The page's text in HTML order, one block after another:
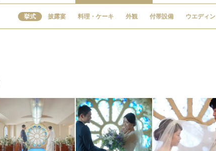
挙式 披露宴 料理・ケーキ 外観 付帯設備 ウエディ